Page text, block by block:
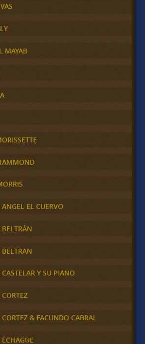
MAYAB
EL CUERVO
Y SU PIANO
& FACUNDO CABRAL